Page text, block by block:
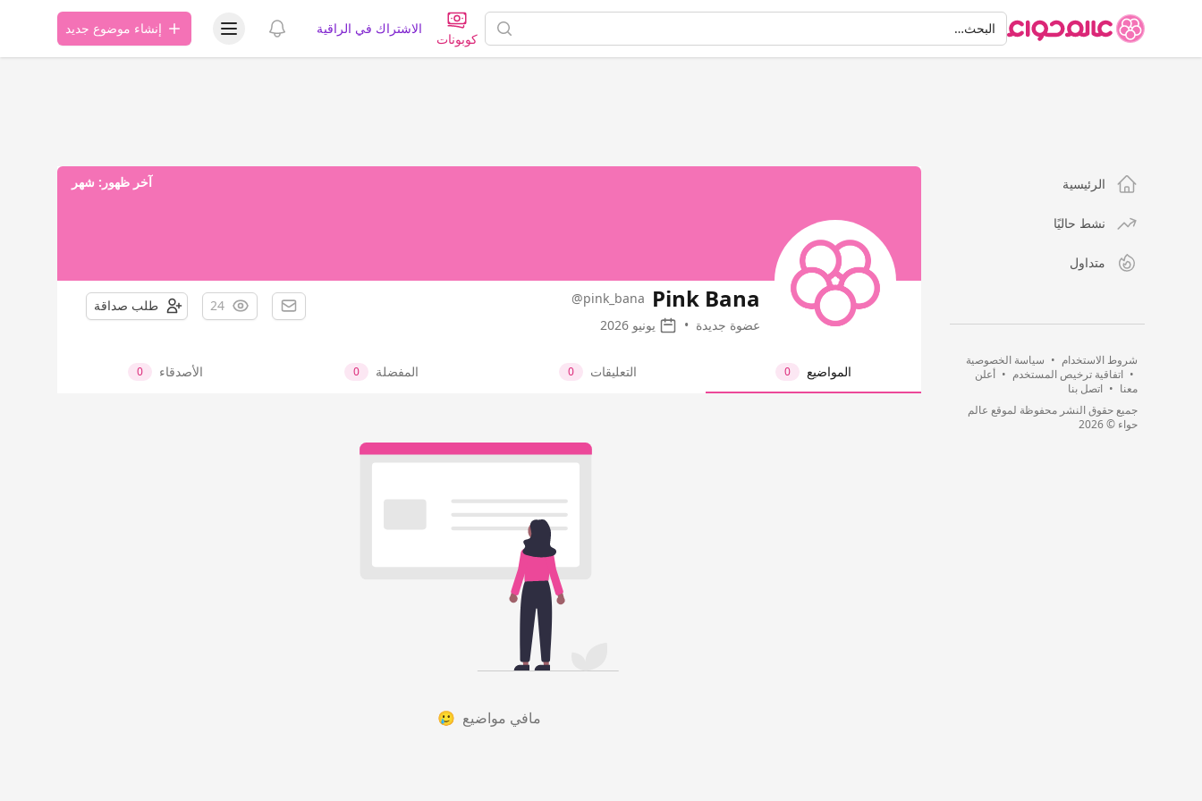
البحثالبحث…
كوبونات
الاشتراك في الراقية عرض الإشعاراتعرض قائمة المستخدمإنشاء موضوع جديد
الرئيسية
نشط حاليًا
متداول
شروط الاستخدام • سياسة الخصوصية
• اتفاقية ترخيص المستخدم • أعلن
معنا • اتصل بنا
جميع حقوق النشر محفوظة لموقع عالم
حواء © 2026
آخر ظهور: شهر
Pink Bana
@pink_bana
عضوة جديدة • يونيو 2026
24 طلب صداقة
المواضيع 0 التعليقات 0 المفضلة 0 الأصدقاء 0
مافي مواضيع 🥲